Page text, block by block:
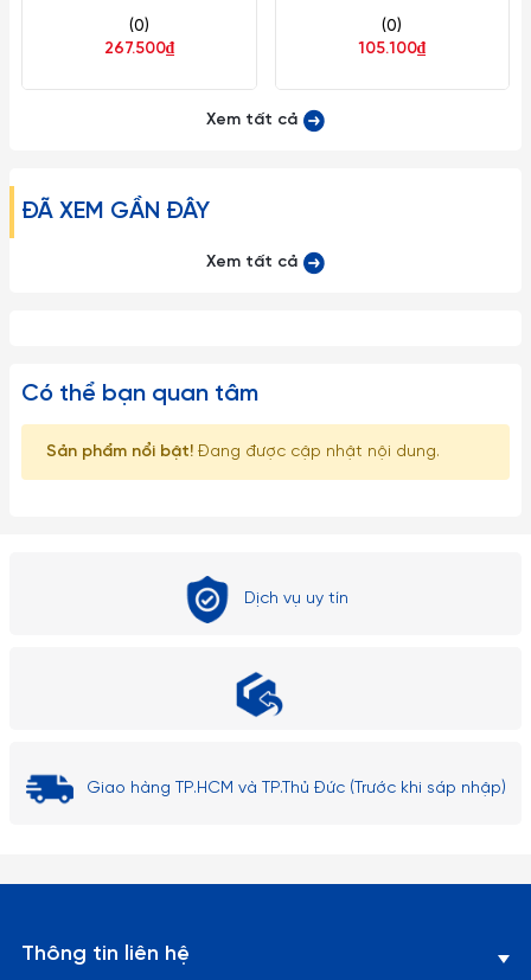
phẩm trẻ em.
(0)
267.500₫
(0)
105.100₫
Xem tất cả
ĐÃ XEM GẦN ĐÂY
Xem tất cả
Có thể bạn quan tâm
Sản phẩm nổi bật! Đang được cập nhật nội dung.
Dịch vụ uy tín
Giao hàng TP.HCM và TP.Thủ Đức (Trước khi sáp nhập)
Thông tin liên hệ